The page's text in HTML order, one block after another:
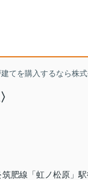
てを購入するなら株
筑肥線「虹ノ松原」